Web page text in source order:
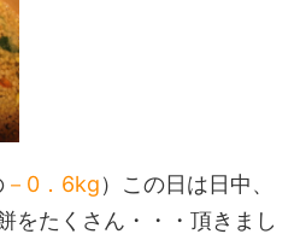
－0．6kg）この日は日中、
をたくさん・・・頂きまし